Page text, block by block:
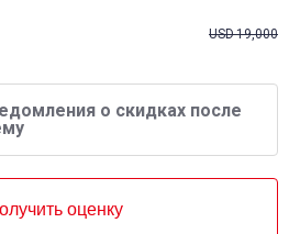
USD19,000
о скидках после
оценку